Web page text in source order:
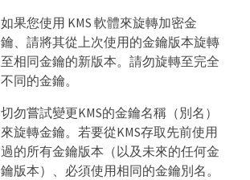
如果您使用 KMS 軟體來旋轉加密金
鑰、請將其從上次使用的金鑰版本旋轉
至相同金鑰的新版本。請勿旋轉至完全
不同的金鑰。
切勿嘗試變更KMS的金鑰名稱（別名）
來旋轉金鑰。若要從KMS存取先前使用
過的所有金鑰版本（以及未來的任何金
鑰版本）、必須使用相同的金鑰別名。